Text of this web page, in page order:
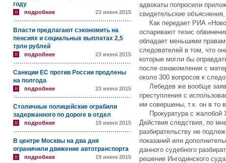
году
подробнее 23 июня 2015
Власти предлагают сэкономить на
пенсиях и социальных выплатах 2,5
трлн рублей
подробнее 23 июня 2015
Санкции ЕС против России продлены
на полгода
подробнее 23 июня 2015
Столичные полицейские ограбили
задержанного по дороге в отдел
подробнее 19 июня 2015
В центре Москвы на два дня
ограничили движение автотранспорта
подробнее 19 июня 2015
адвокаты попросили
свидетельские
Как передает РИА
оспаривают тезис
обладает меньшими
следователей в том, что
которые могли бы
после ознакомления с
около 300 вопросов к
Лебедев же вообще
преступления с
им совершены, т.к. он в
Прокуратура с жалобой
Действия следствия, по
разбирательству не
показаний или
данного судебного
решение Ингодинского